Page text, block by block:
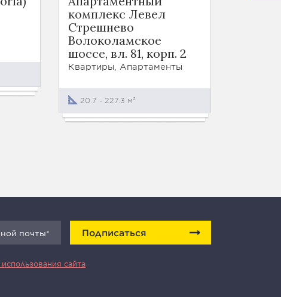
комплекс Левел
Стрешнево
Волоколамское
шоссе, вл. 81, корп. 2
Квартиры, Апартаменты
20.7 - 227.3 м²
Подписаться
сайта